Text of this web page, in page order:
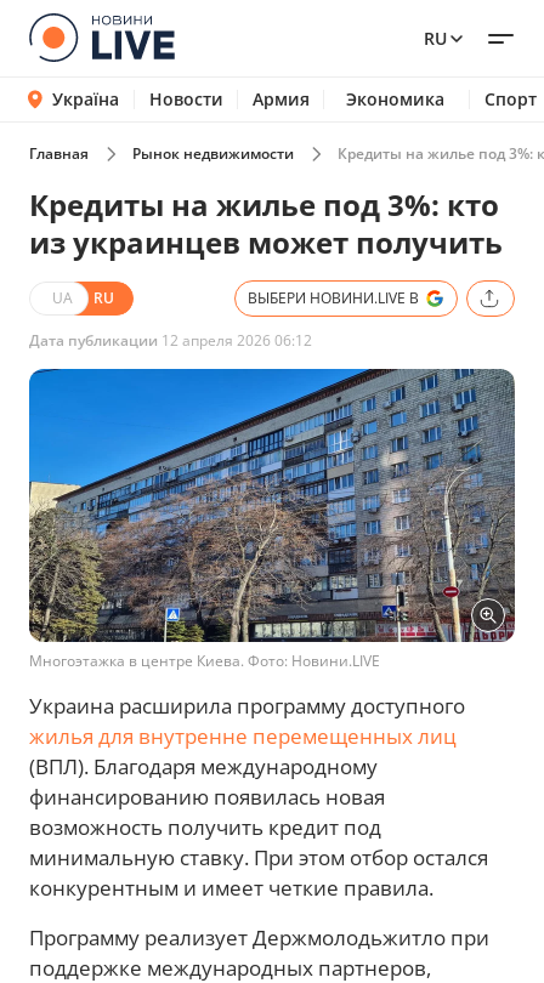
RU
Україна Новости Армия Экономика Спорт
Главная Рынок недвижимости Кредиты на жилье под 3%:
Кредиты на жилье под 3%: кто
из украинцев может получить
UA RU ВЫБЕРИ НОВИНИ.LIVE В
Дата публикации 12 апреля 2026 06:12
Многоэтажка в центре Киева. Фото: Новини.LIVE
Украина расширила программу доступного
жилья для внутренне перемещенных лиц
(ВПЛ). Благодаря международному
финансированию появилась новая
возможность получить кредит под
минимальную ставку. При этом отбор остался
конкурентным и имеет четкие правила.
Программу реализует Держмолодьжитло при
поддержке международных партнеров,